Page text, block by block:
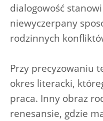
dialogowość
niewyczerpany
rodzinnych
Przy precyzowaniu
okres literacki,
praca. Inny obraz
renesansie, gdzie